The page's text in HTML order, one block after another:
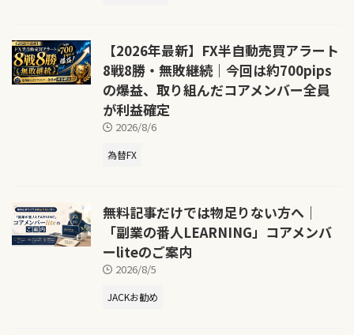
【2026年最新】FX半自動売買アラート
8戦8勝・無敗継続｜今回は約700pips
の爆益、取り組んだコアメンバー全員
が利益確定
2026/8/6
為替FX
無料記事だけでは物足りない方へ｜
「副業の番人LEARNING」コアメンバ
ーliteのご案内
2026/8/5
JACKお勧め